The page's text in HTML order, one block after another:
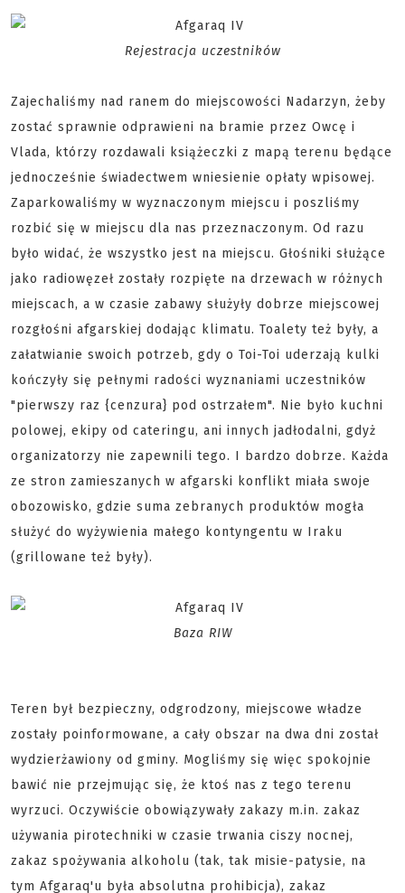
Rejestracja uczestników
Zajechaliśmy nad ranem do miejscowości Nadarzyn, żeby
zostać sprawnie odprawieni na bramie przez Owcę i
Vlada, którzy rozdawali książeczki z mapą terenu będące
jednocześnie świadectwem wniesienie opłaty wpisowej.
Zaparkowaliśmy w wyznaczonym miejscu i poszliśmy
rozbić się w miejscu dla nas przeznaczonym. Od razu
było widać, że wszystko jest na miejscu. Głośniki służące
jako radiowęzeł zostały rozpięte na drzewach w różnych
miejscach, a w czasie zabawy służyły dobrze miejscowej
rozgłośni afgarskiej dodając klimatu. Toalety też były, a
załatwianie swoich potrzeb, gdy o Toi-Toi uderzają kulki
kończyły się pełnymi radości wyznaniami uczestników
"pierwszy raz {cenzura} pod ostrzałem". Nie było kuchni
polowej, ekipy od cateringu, ani innych jadłodalni, gdyż
organizatorzy nie zapewnili tego. I bardzo dobrze. Każda
ze stron zamieszanych w afgarski konflikt miała swoje
obozowisko, gdzie suma zebranych produktów mogła
służyć do wyżywienia małego kontyngentu w Iraku
(grillowane też były).
Baza RIW
Teren był bezpieczny, odgrodzony, miejscowe władze
zostały poinformowane, a cały obszar na dwa dni został
wydzierżawiony od gminy. Mogliśmy się więc spokojnie
bawić nie przejmując się, że ktoś nas z tego terenu
wyrzuci. Oczywiście obowiązywały zakazy m.in. zakaz
używania pirotechniki w czasie trwania ciszy nocnej,
zakaz spożywania alkoholu (tak, tak misie-patysie, na
tym Afgaraq'u była absolutna prohibicja), zakaz